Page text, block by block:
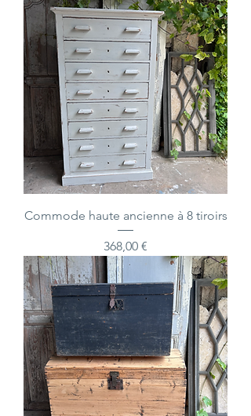
Commode haute ancienne à 8 tiroirs
Prix
368,00 €